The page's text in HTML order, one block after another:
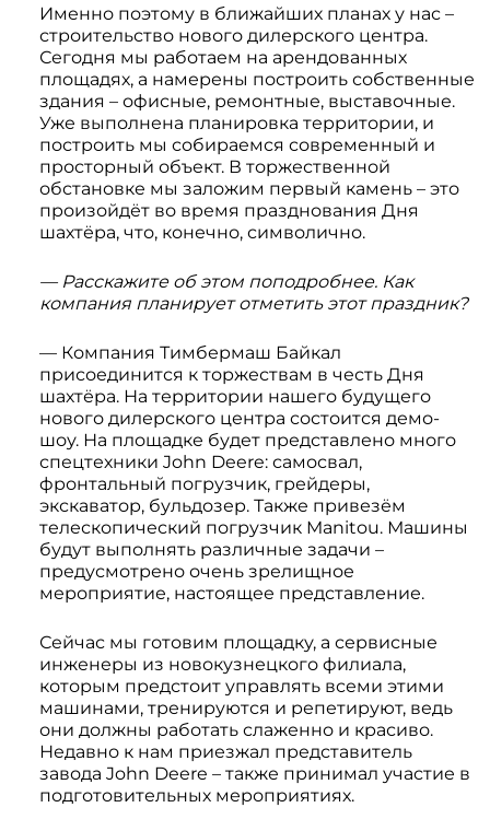
Именно поэтому в ближайших планах у нас –
строительство нового дилерского центра.
Сегодня мы работаем на арендованных
площадях, а намерены построить собственные
здания – офисные, ремонтные, выставочные.
Уже выполнена планировка территории, и
построить мы собираемся современный и
просторный объект. В торжественной
обстановке мы заложим первый камень – это
произойдёт во время празднования Дня
шахтёра, что, конечно, символично.
— Расскажите об этом поподробнее. Как
компания планирует отметить этот праздник?
— Компания Тимбермаш Байкал
присоединится к торжествам в честь Дня
шахтёра. На территории нашего будущего
нового дилерского центра состоится демо-
шоу. На площадке будет представлено много
спецтехники John Deere: самосвал,
фронтальный погрузчик, грейдеры,
экскаватор, бульдозер. Также привезём
телескопический погрузчик Manitou. Машины
будут выполнять различные задачи –
предусмотрено очень зрелищное
мероприятие, настоящее представление.
Сейчас мы готовим площадку, а сервисные
инженеры из новокузнецкого филиала,
которым предстоит управлять всеми этими
машинами, тренируются и репетируют, ведь
они должны работать слаженно и красиво.
Недавно к нам приезжал представитель
завода John Deere – также принимал участие в
подготовительных мероприятиях.